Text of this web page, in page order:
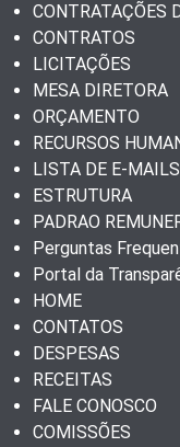
CONTRATAÇÕES
CONTRATOS
LICITAÇÕES
MESA DIRETORA
ORÇAMENTO
RECURSOS
LISTA DE E-MAILS
ESTRUTURA
PADRAO
Perguntas
Portal da
HOME
CONTATOS
DESPESAS
RECEITAS
FALE CONOSCO
COMISSÕES